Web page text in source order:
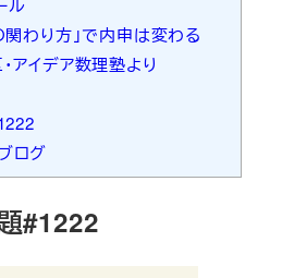
関わり方」で内申は変わる
アイデア数理塾より
ログ
#1222